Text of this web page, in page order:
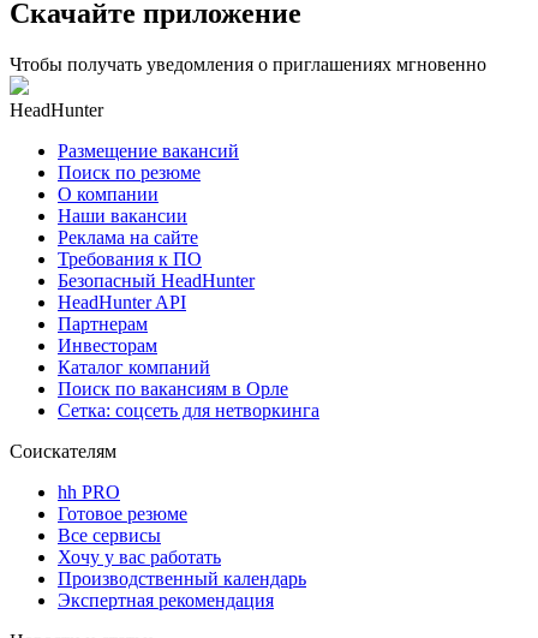
Скачайте приложение
Чтобы получать уведомления о приглашениях мгновенно
HeadHunter
Размещение вакансий
Поиск по резюме
О компании
Наши вакансии
Реклама на сайте
Требования к ПО
Безопасный HeadHunter
HeadHunter API
Партнерам
Инвесторам
Каталог компаний
Поиск по вакансиям в Орле
Сетка: соцсеть для нетворкинга
Соискателям
hh PRO
Готовое резюме
Все сервисы
Хочу у вас работать
Производственный календарь
Экспертная рекомендация